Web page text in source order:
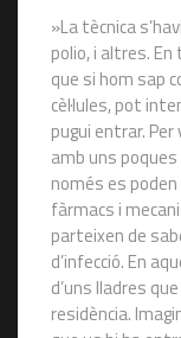
»La tècnica
polio, i altres.
que si hom sap
cèl·lules, pot
pugui entrar. Per
amb uns
només es
fàrmacs i
parteixen de
d’infecció. En
d’uns lladres
residència.